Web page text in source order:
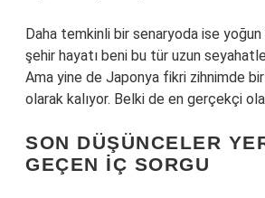
Daha temkinli bir senaryoda ise
şehir hayatı beni bu tür uzun
Ama yine de Japonya fikri zihnimde bir
olarak kalıyor. Belki de en gerçekçi
SON DÜŞÜNCELER
GEÇEN IÇ SORGU